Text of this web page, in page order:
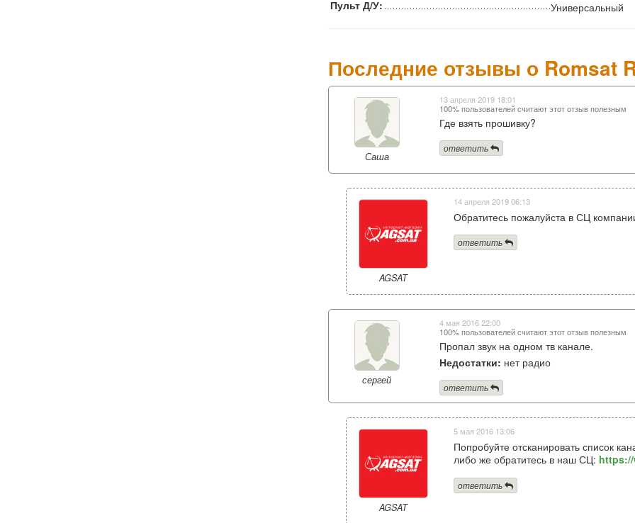
Пульт Д/У:
Универсальный
Последние отзывы о Romsat
Саша
13 апреля 2019 18:01
100% пользователей считают этот отзыв полезным
Где взять прошивку?
ответить
AGSAT
14 апреля 2019 06:13
Обратитесь пожалуйста в СЦ
ответить
сергей
4 мая 2016 22:00
100% пользователей считают этот отзыв полезным
Пропал звук на одном тв канале.
Недостатки: нет радио
ответить
AGSAT
5 мая 2016 13:06
Попробуйте отсканировать список
либо же обратитесь в наш СЦ:
ответить